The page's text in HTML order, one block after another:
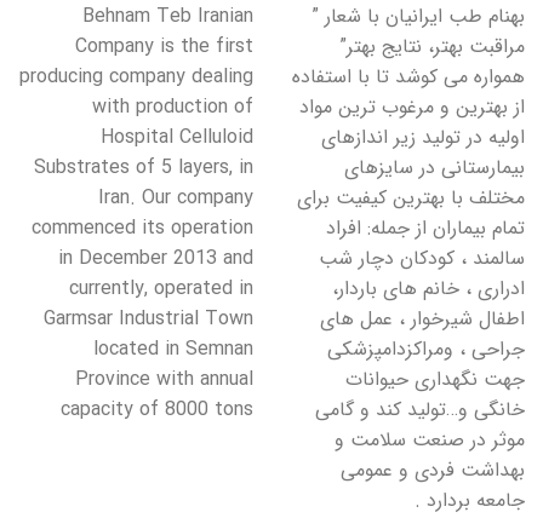
بهنام طب ایرانیان با شعار ”
مراقبت بهتر، نتایج بهتر”
همواره می کوشد تا با استفاده
از بهترین و مرغوب ترین مواد
اولیه در تولید زیر اندازهای
بیمارستانی در سایزهای
مختلف با بهترین کیفیت برای
تمام بیماران از جمله: افراد
سالمند ، کودکان دچار شب
ادراری ، خانم های باردار،
اطفال شیرخوار ، عمل های
جراحی ، ومراکزدامپزشکی
جهت نگهداری حیوانات
خانگی و…تولید کند و گامی
موثر در صنعت سلامت و
بهداشت فردی و عمومی
جامعه بردارد .
Behnam Teb Iranian
Company is the first
producing company dealing
with production of
Hospital Celluloid
Substrates of 5 layers, in
Iran. Our company
commenced its operation
in December 2013 and
currently, operated in
Garmsar Industrial Town
located in Semnan
Province with annual
capacity of 8000 tons